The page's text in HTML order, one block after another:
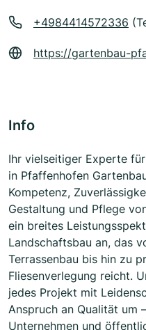
+4984414572336
https://gartenbau-
Info
Ihr vielseitiger Experte
in Pfaffenhofen
Kompetenz,
Gestaltung und Pflege
ein breites
Landschaftsbau an, das
Terrassenbau bis hin zu
Fliesenverlegung reicht.
jedes Projekt mit
Anspruch an Qualität um
Unternehmen und